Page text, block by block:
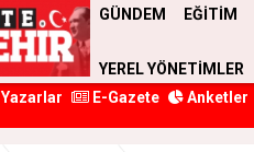
GÜNDEM EĞİTİM
YEREL YÖNETİMLER
Yazarlar E-Gazete Anketler